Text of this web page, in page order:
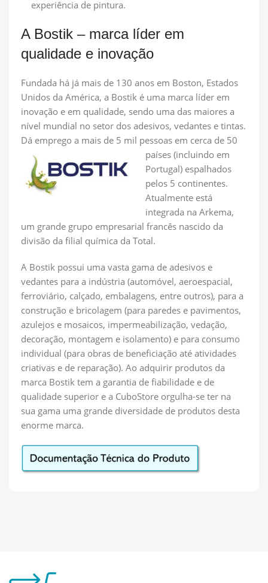
experiência de pintura.
A Bostik – marca líder em
qualidade e inovação
Fundada há já mais de 130 anos em Boston, Estados
Unidos da América, a Bostik é uma marca líder em
inovação e em qualidade, sendo uma das maiores a
nível mundial no setor dos adesivos, vedantes e tintas.
Dá emprego a mais de 5 mil pessoas em cerca de 50
países (incluindo em
Portugal) espalhados
pelos 5 continentes.
Atualmente está
integrada na Arkema,
um grande grupo empresarial francês nascido da
divisão da filial química da Total.
A Bostik possui uma vasta gama de adesivos e
vedantes para a indústria (automóvel, aeroespacial,
ferroviário, calçado, embalagens, entre outros), para a
construção e bricolagem (para paredes e pavimentos,
azulejos e mosaicos, impermeabilização, vedação,
decoração, montagem e isolamento) e para consumo
individual (para obras de beneficiação até atividades
criativas e de reparação). Ao adquirir produtos da
marca Bostik tem a garantia de fiabilidade e de
qualidade superior e a CuboStore orgulha-se ter na
sua gama uma grande diversidade de produtos desta
enorme marca.